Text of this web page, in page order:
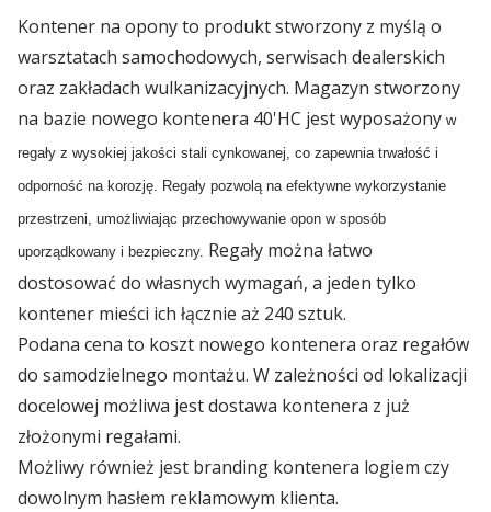
rynkach
Od rozmowy do imperium – początki Omida Trade
Wietrzenie magazynów! Kontenery teraz w
MEGAPROMOC...
Regulamin promocji „Summer Sale z Omida
Trade”
Omida Trade na targowym maratonie
...więcej artykułów
Branża elektroniczna
Branża magazynowa
Branża self-storage
Branża wulkanizacyjna
Kontenery Białystok
Kontenery Bydgoszcz
Kontenery Gdynia
Kontenery Katowice
Kontenery Kielce
Kontenery Kraków
Kontenery Lublin
Kontenery Małaszewicze
Depoty
Współpraca
Dla Mediów
🇨🇳 中国人
Kontener na opony to produkt stworzony z myślą o
warsztatach samochodowych, serwisach dealerskich
oraz zakładach wulkanizacyjnych. Magazyn stworzony
na bazie nowego kontenera 40'HC jest wyposażony w
regały z wysokiej jakości stali cynkowanej, co zapewnia trwałość i
odporność na korozję. Regały pozwolą na efektywne wykorzystanie
przestrzeni, umożliwiając przechowywanie opon w sposób
uporządkowany i bezpieczny. Regały można łatwo
dostosować do własnych wymagań, a jeden tylko
kontener mieści ich łącznie aż 240 sztuk.
Podana cena to koszt nowego kontenera oraz regałów
do samodzielnego montażu. W zależności od lokalizacji
docelowej możliwa jest dostawa kontenera z już
złożonymi regałami.
Możliwy również jest branding kontenera logiem czy
dowolnym hasłem reklamowym klienta.